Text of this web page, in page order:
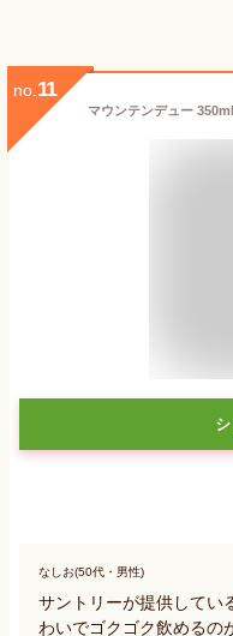
no. 11
なしお(50代・男性)
サントリーが提供してい
わいでゴクゴク飲めるの